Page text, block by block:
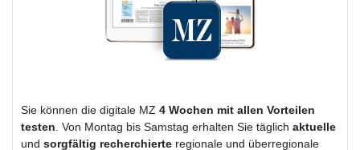
Sie können die digitale MZ 4 Wochen mit allen Vorteilen
testen. Von Montag bis Samstag erhalten Sie täglich aktuelle
und sorgfältig recherchierte regionale und überregionale